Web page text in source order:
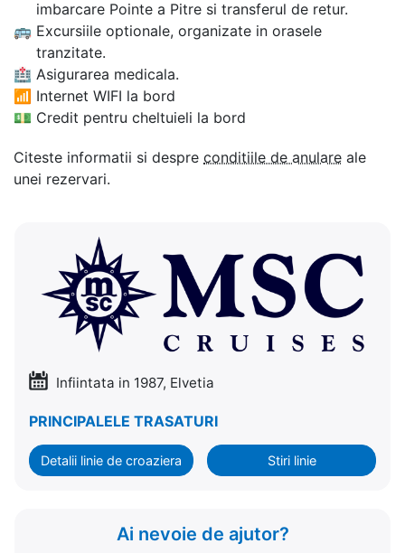
imbarcare Pointe a Pitre si transferul de retur.
🚌 Excursiile optionale, organizate in orasele
tranzitate.
🏥 Asigurarea medicala.
📶 Internet WIFI la bord
💵 Credit pentru cheltuieli la bord
Citeste informatii si despre conditiile de anulare ale
unei rezervari.
Infiintata in 1987, Elvetia
PRINCIPALELE TRASATURI
Detalii linie de croaziera Stiri linie
Ai nevoie de ajutor?